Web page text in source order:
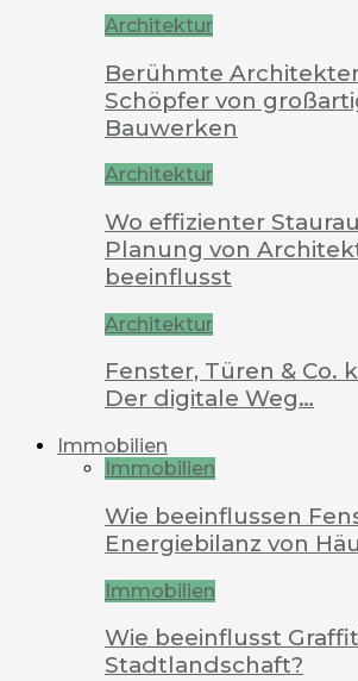
Architektur
Berühmte
Schöpfer von
Bauwerken
Architektur
Wo effizienter
Planung von
beeinflusst
Architektur
Fenster, Türen & Co.
Der digitale Weg…
Immobilien
Immobilien
Wie beeinflussen
Energiebilanz von
Immobilien
Wie beeinflusst
Stadtlandschaft?